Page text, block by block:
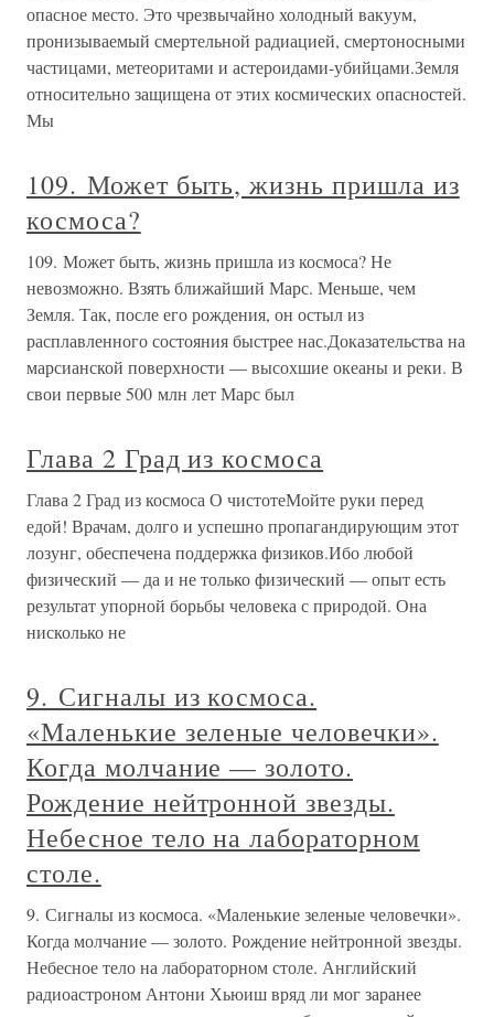
опасное место. Это чрезвычайно холодный вакуум,
пронизываемый смертельной радиацией, смертоносными
частицами, метеоритами и астероидами-убийцами.Земля
относительно защищена от этих космических опасностей.
Мы
109. Может быть, жизнь пришла из
космоса?
109. Может быть, жизнь пришла из космоса? Не
невозможно. Взять ближайший Марс. Меньше, чем
Земля. Так, после его рождения, он остыл из
расплавленного состояния быстрее нас.Доказательства на
марсианской поверхности — высохшие океаны и реки. В
свои первые 500 млн лет Марс был
Глава 2 Град из космоса
Глава 2 Град из космоса О чистотеМойте руки перед
едой! Врачам, долго и успешно пропагандирующим этот
лозунг, обеспечена поддержка физиков.Ибо любой
физический — да и не только физический — опыт есть
результат упорной борьбы человека с природой. Она
нисколько не
9. Сигналы из космоса.
«Маленькие зеленые человечки».
Когда молчание — золото.
Рождение нейтронной звезды.
Небесное тело на лабораторном
столе.
9. Сигналы из космоса. «Маленькие зеленые человечки».
Когда молчание — золото. Рождение нейтронной звезды.
Небесное тело на лабораторном столе. Английский
радиоастроном Антони Хьюиш вряд ли мог заранее